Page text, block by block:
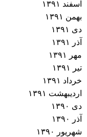
اسفند ۱۳۹۱
بهمن ۱۳۹۱
دی ۱۳۹۱
آذر ۱۳۹۱
مهر ۱۳۹۱
تیر ۱۳۹۱
خرداد ۱۳۹۱
اردیبهشت ۱۳۹۱
دی ۱۳۹۰
آذر ۱۳۹۰
شهریور ۱۳۹۰